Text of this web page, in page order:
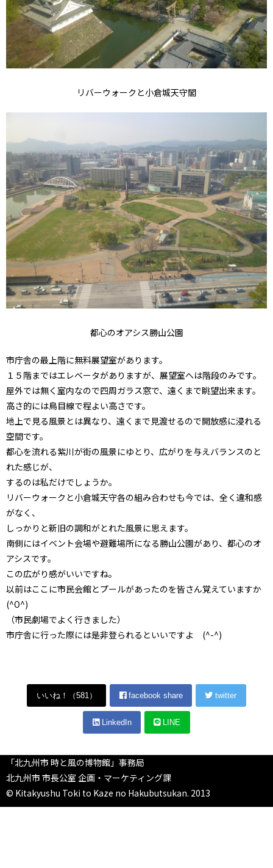
リバーウォークと小倉城天守閣
都心のオアシス勝山公園
市庁舎の最上階に無料展望室があります。
１５階まではエレベータがありますが、展望室へは階段のみです。
屋外では無く室内なので四周ガラス窓で、遠くまで眺望出来ます。
高さ的には鳥目線で程よい高さです。
地上で見る風景とは異なり、遠くまで見渡せるので開放感に浸れる
空間です。
都心を流れる紫川が街の風景にゆとり、広がりを与えバランスのと
れた感じが、
するのは私だけでしょうか。
リバーウォークと小倉城天守各の組み合わせも今では、全く違和感
がなく、
しっかりと新旧の調和がとれた風景に思えます。
南側にはイベント会場や避難場所になる勝山公園があり、都心のオ
アシスです。
この広がり感がいいですね。
以前はここに市民会館とプールがあったのを皆さん覚えていますか
(^O^)
（市民劇場でよく行きました）
市庁舎に行った際には是非登られるといいですよ (^-^)
いいね！（581） facebook share twitter
LinkedIn LINE
「北九州市 時と風の博物館」事務局
北九州市 市長公室 企画・マーケティング課
© Kitakyushu Toki to Kaze no Hakubutsukan. 2013